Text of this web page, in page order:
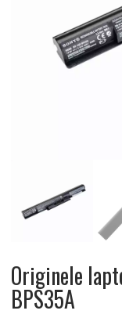
Originele
BPS35A